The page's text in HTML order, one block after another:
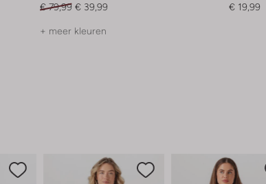
€ 79,99 € 39,99
+ meer kleuren
€ 19,99